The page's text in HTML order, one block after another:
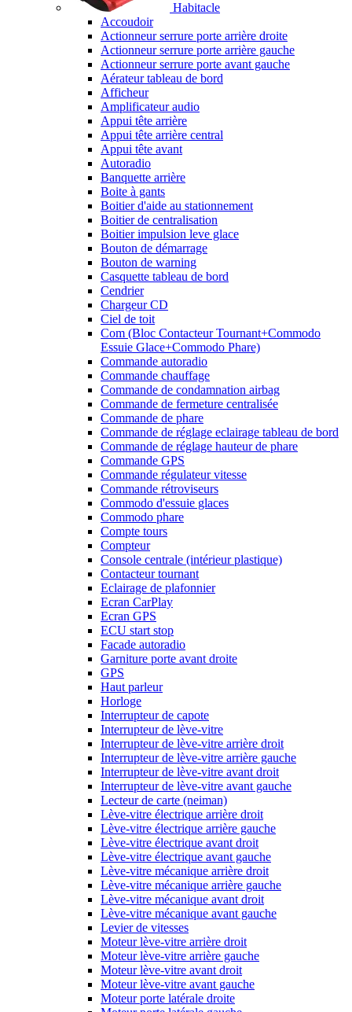
Habitacle
Accoudoir
Actionneur serrure porte arrière droite
Actionneur serrure porte arrière gauche
Actionneur serrure porte avant gauche
Aérateur tableau de bord
Afficheur
Amplificateur audio
Appui tête arrière
Appui tête arrière central
Appui tête avant
Autoradio
Banquette arrière
Boite à gants
Boitier d'aide au stationnement
Boitier de centralisation
Boitier impulsion leve glace
Bouton de démarrage
Bouton de warning
Casquette tableau de bord
Cendrier
Chargeur CD
Ciel de toit
Com (Bloc Contacteur Tournant+Commodo
Essuie Glace+Commodo Phare)
Commande autoradio
Commande chauffage
Commande de condamnation airbag
Commande de fermeture centralisée
Commande de phare
Commande de réglage eclairage tableau de bord
Commande de réglage hauteur de phare
Commande GPS
Commande régulateur vitesse
Commande rétroviseurs
Commodo d'essuie glaces
Commodo phare
Compte tours
Compteur
Console centrale (intérieur plastique)
Contacteur tournant
Eclairage de plafonnier
Ecran CarPlay
Ecran GPS
ECU start stop
Facade autoradio
Garniture porte avant droite
GPS
Haut parleur
Horloge
Interrupteur de capote
Interrupteur de lève-vitre
Interrupteur de lève-vitre arrière droit
Interrupteur de lève-vitre arrière gauche
Interrupteur de lève-vitre avant droit
Interrupteur de lève-vitre avant gauche
Lecteur de carte (neiman)
Lève-vitre électrique arrière droit
Lève-vitre électrique arrière gauche
Lève-vitre électrique avant droit
Lève-vitre électrique avant gauche
Lève-vitre mécanique arrière droit
Lève-vitre mécanique arrière gauche
Lève-vitre mécanique avant droit
Lève-vitre mécanique avant gauche
Levier de vitesses
Moteur lève-vitre arrière droit
Moteur lève-vitre arrière gauche
Moteur lève-vitre avant droit
Moteur lève-vitre avant gauche
Moteur porte latérale droite